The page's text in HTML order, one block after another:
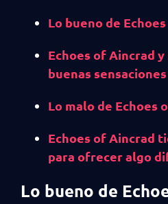
Lo bueno de
Echoes of Aincrad
buenas sensaciones
Lo malo de Echoes
Echoes of Aincrad
para ofrecer algo
Lo bueno de